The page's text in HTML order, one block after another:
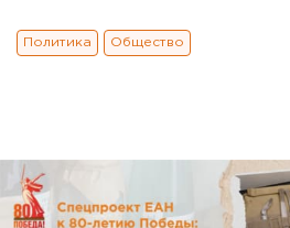
Политика Общество